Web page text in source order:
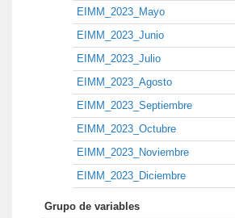
EIMM_2023_Mayo
EIMM_2023_Junio
EIMM_2023_Julio
EIMM_2023_Agosto
EIMM_2023_Septiembre
EIMM_2023_Octubre
EIMM_2023_Noviembre
EIMM_2023_Diciembre
Grupo de variables